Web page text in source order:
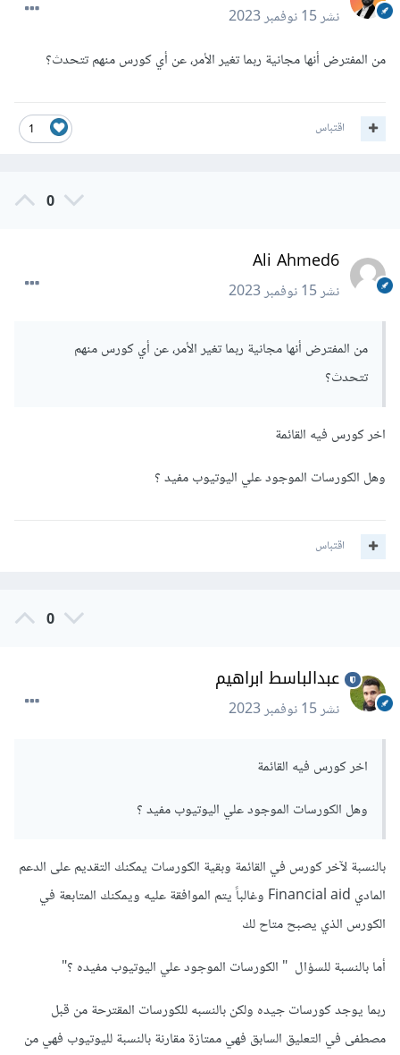
نشر15 نوفمبر 2023
من المفترض أنها مجانية ربما تغير الأمر، عن أي كورس منهم تتحدث؟
1 اقتباس
0
Ali Ahmed6
نشر15 نوفمبر 2023
من المفترض أنها مجانية ربما تغير الأمر، عن أي كورس منهم
تتحدث؟
اخر كورس فيه القائمة
وهل الكورسات الموجود علي اليوتيوب مفيد ؟
اقتباس
0
عبدالباسط ابراهيم
نشر15 نوفمبر 2023
اخر كورس فيه القائمة
وهل الكورسات الموجود علي اليوتيوب مفيد ؟
بالنسبة لآخر كورس في القائمة وبقية الكورسات يمكنك التقديم على الدعم
المادي Financial aid وغالباً يتم الموافقة عليه ويمكنك المتابعة في
الكورس الذي يصبح متاح لك
أما بالنسبة للسؤال " الكورسات الموجود علي اليوتيوب مفيده ؟"
ربما يوجد كورسات جيده ولكن بالنسبه للكورسات المقترحة من قبل
مصطفى في التعليق السابق فهي ممتازة مقارنة بالنسبة لليوتيوب فهي من